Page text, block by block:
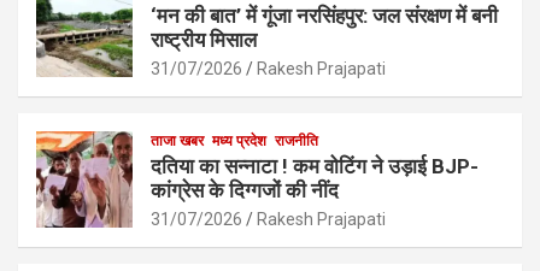
‘मन की बात’ में गूंजा नरसिंहपुर: जल संरक्षण में बनी
राष्ट्रीय मिसाल
31/07/2026 Rakesh Prajapati
ताजा खबर मध्य प्रदेश राजनीति
दतिया का सन्नाटा ! कम वोटिंग ने उड़ाई BJP-
कांग्रेस के दिग्गजों की नींद
31/07/2026 Rakesh Prajapati